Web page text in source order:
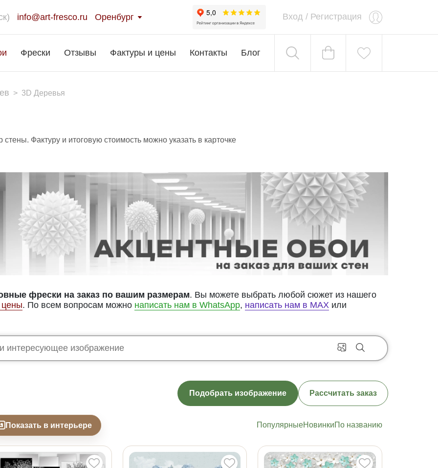
info@art-fresco.ru Оренбург Вход / Регистрация
Фрески Отзывы Фактуры и цены Контакты Блог
> 3D Деревья
Фактуру и итоговую стоимость можно указать в карточке
фрески на заказ по вашим размерам. Вы можете выбрать любой сюжет из нашего
. По всем вопросам можно написать нам в WhatsApp, написать нам в MAX или
Подобрать изображение Рассчитать заказ
Показать в интерьере ПопулярныеНовинкиПо названию